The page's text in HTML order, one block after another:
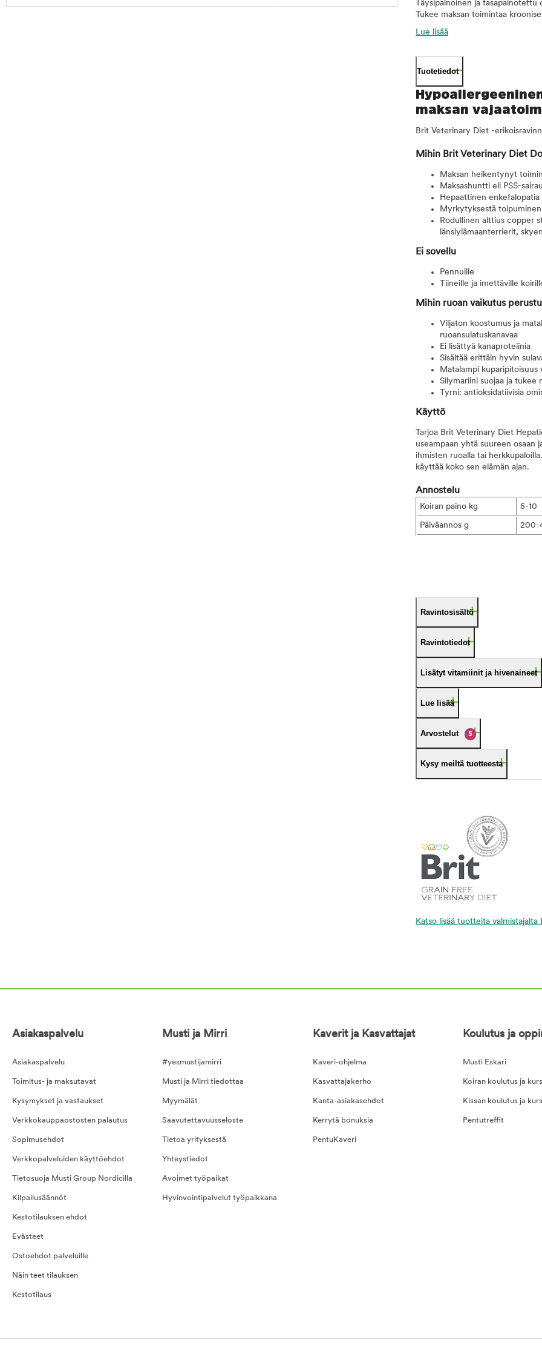
Täysipainoinen ja
Tukee maksan toimintaa
Lue lisää
Tuotetiedot
maksan
Brit Veterinary Diet -
Mihin Brit Veterinary Diet
Maksan heikentynyt
Maksashuntti eli PSS-
Hepaattinen enkefalopatia
Myrkytyksestä toipuminen
Rodullinen alttius copper
länsiylämaanterrierit,
Ei sovellu
Pennuille
Tiineille ja imettäville
Mihin ruoan vaikutus
Viljaton koostumus ja
ruoansulatuskanavaa
Ei lisättyä kanaproteiinia
Sisältää erittäin hyvin
Matalampi kuparipitoisuus
Silymariini suojaa ja tukee
Tyrni: antioksidatiivisia
Käyttö
Tarjoa Brit Veterinary Diet
useampaan yhtä suureen osaan
ihmisten ruoalla tai
käyttää koko sen elämän ajan.
Annostelu
Koiran paino kg 5-10
Päiväannos g 200-
Ravintosisältö
Ravintotiedot
Lisätyt vitamiinit ja hivenaineet
Lue lisää
Arvostelut 5
Kysy meiltä tuotteesta
Katso lisää tuotteita
Asiakaspalvelu
Asiakaspalvelu
Toimitus- ja maksutavat
Kysymykset ja vastaukset
Verkkokauppaostosten palautus
Sopimusehdot
Verkkopalveluiden käyttöehdot
Tietosuoja Musti Group Nordicilla
Kilpailusäännöt
Kestotilauksen ehdot
Evästeet
Ostoehdot palveluille
Näin teet tilauksen
Kestotilaus
Musti ja Mirri
#yesmustijamirri
Musti ja Mirri tiedottaa
Myymälät
Saavutettavuusseloste
Tietoa yrityksestä
Yhteystiedot
Avoimet työpaikat
Hyvinvointipalvelut työpaikkana
Kaverit ja Kasvattajat
Kaveri-ohjelma
Kasvattajakerho
Kanta-asiakasehdot
Kerrytä bonuksia
PentuKaveri
Koulutus ja
Musti Eskari
Koiran koulutus ja
Kissan koulutus ja
Pentutreffit